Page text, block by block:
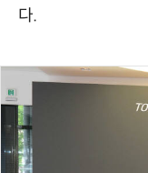
다.